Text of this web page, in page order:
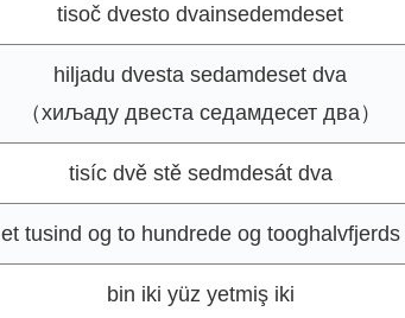
tisoč dvesto dvainsedemdeset
hiljadu dvesta sedamdeset dva
（хиљаду двеста седамдесет два）
tisíc dvě stě sedmdesát dva
et tusind og to hundrede og tooghalvfjerds
bin iki yüz yetmiş iki